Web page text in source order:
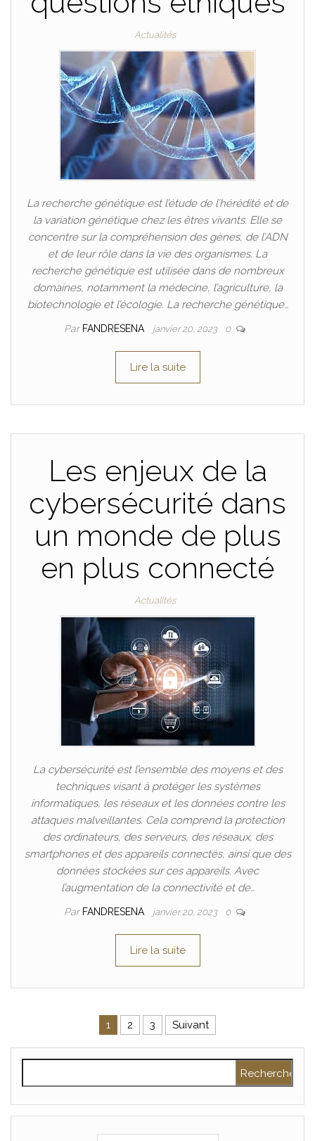
Actualités
La recherche génétique est l’étude de l’hérédité et de
la variation génétique chez les êtres vivants. Elle se
concentre sur la compréhension des gènes, de l’ADN
et de leur rôle dans la vie des organismes. La
recherche génétique est utilisée dans de nombreux
domaines, notamment la médecine, l’agriculture, la
biotechnologie et l’écologie. La recherche génétique…
Par FANDRESENA janvier 20, 2023 0
Lire la suite
Les enjeux de la
cybersécurité dans
un monde de plus
en plus connecté
Actualités
La cybersécurité est l’ensemble des moyens et des
techniques visant à protéger les systèmes
informatiques, les réseaux et les données contre les
attaques malveillantes. Cela comprend la protection
des ordinateurs, des serveurs, des réseaux, des
smartphones et des appareils connectés, ainsi que des
données stockées sur ces appareils. Avec
l’augmentation de la connectivité et de…
Par FANDRESENA janvier 20, 2023 0
Lire la suite
Pagination des publications
1 2 3 Suivant